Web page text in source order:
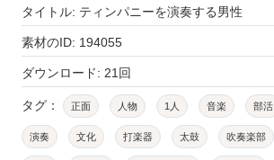
タイトル: ティンパニーを演奏する男性
素材のID: 194055
ダウンロード: 21回
タグ： 正面 人物 1人 音楽 部活
演奏 文化 打楽器 太鼓 吹奏楽部